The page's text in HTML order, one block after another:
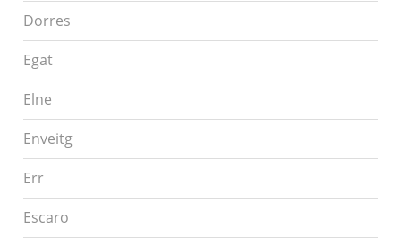
Dorres
Egat
Elne
Enveitg
Err
Escaro